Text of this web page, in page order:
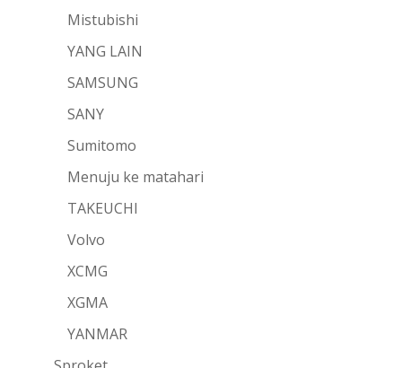
Mistubishi
YANG LAIN
SAMSUNG
SANY
Sumitomo
Menuju ke matahari
TAKEUCHI
Volvo
XCMG
XGMA
YANMAR